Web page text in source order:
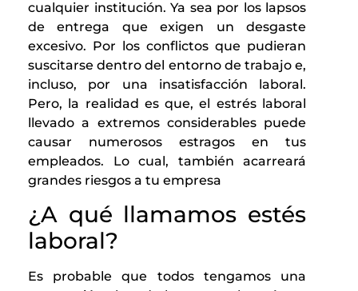
cualquier institución. Ya sea por los lapsos
de entrega que exigen un desgaste
excesivo. Por los conflictos que pudieran
suscitarse dentro del entorno de trabajo e,
incluso, por una insatisfacción laboral.
Pero, la realidad es que, el estrés laboral
llevado a extremos considerables puede
causar numerosos estragos en tus
empleados. Lo cual, también acarreará
grandes riesgos a tu empresa
¿A qué llamamos estés
laboral?
Es probable que todos tengamos una